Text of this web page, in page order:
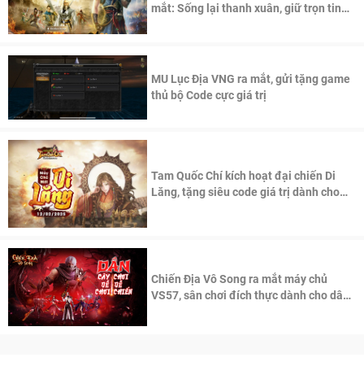
mắt: Sống lại thanh xuân, giữ trọn tinh
MU Lục Địa VNG ra mắt, gửi tặng game
thủ bộ Code cực giá trị
Tam Quốc Chí kích hoạt đại chiến Di
Lăng, tặng siêu code giá trị dành cho
Chiến Địa Vô Song ra mắt máy chủ
VS57, sân chơi đích thực dành cho dân